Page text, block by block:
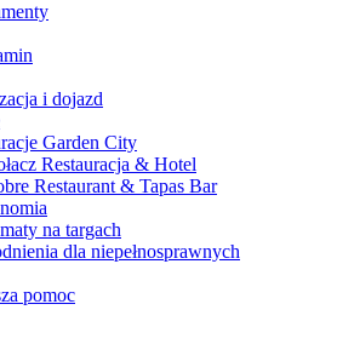
i dojazd
Garden City
Restauracja & Hotel
Restaurant & Tapas Bar
na targach
dla niepełnosprawnych
pomoc